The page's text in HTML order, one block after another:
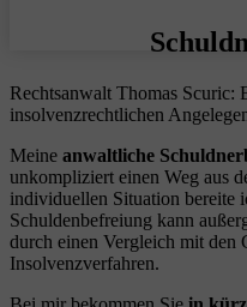
Rechtsanwalt Thomas Scuric:
insolvenzrechtlichen
Meine anwaltliche
unkompliziert einen Weg aus
individuellen Situation bereite
Schuldenbefreiung kann
durch einen Vergleich mit den
Insolvenzverfahren.